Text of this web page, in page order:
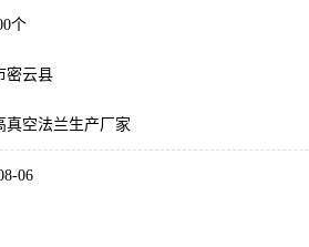
个
密云县
真空法兰生产厂家
06